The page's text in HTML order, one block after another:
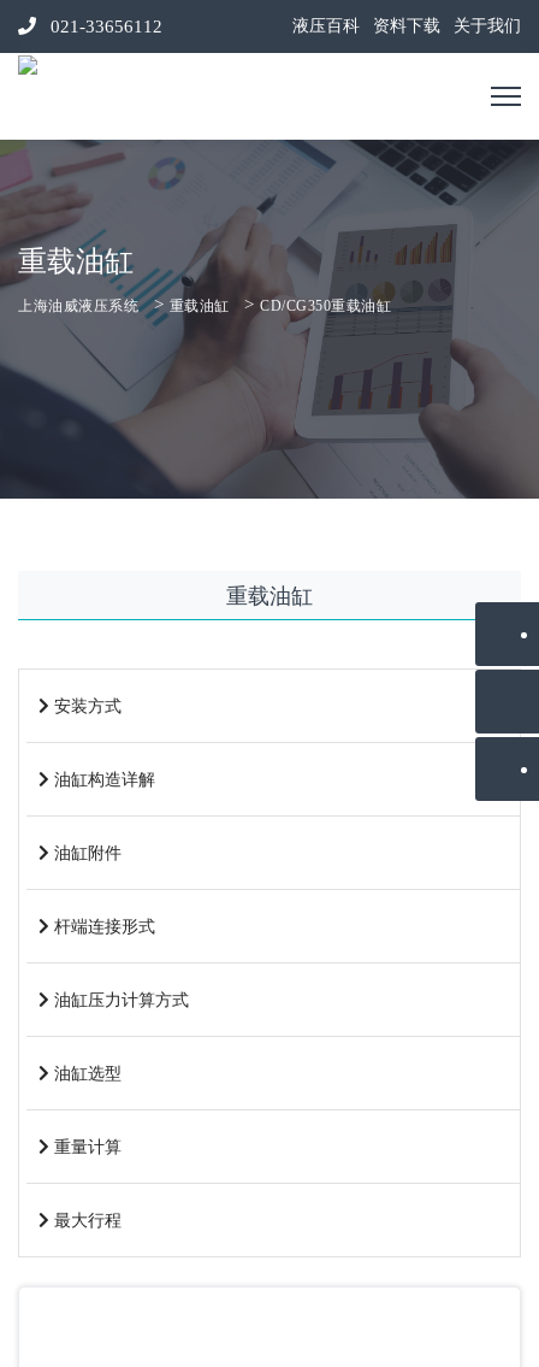
021-33656112 液压百科 资料下载 关于我们
重载油缸
上海油威液压系统 > 重载油缸 > CD/CG350重载油缸
重载油缸
安装方式
油缸构造详解
油缸附件
杆端连接形式
油缸压力计算方式
油缸选型
重量计算
最大行程